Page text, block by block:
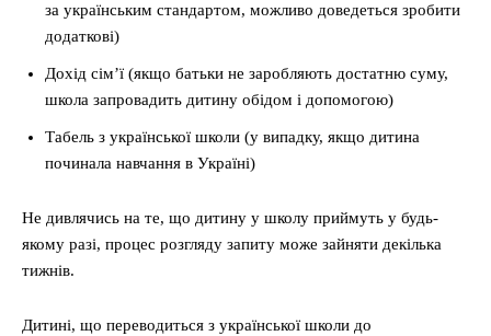
за українським стандартом, можливо доведеться зробити
додаткові)
Дохід сім’ї (якщо батьки не заробляють достатню суму,
школа запровадить дитину обідом і допомогою)
Табель з української школи (у випадку, якщо дитина
починала навчання в Україні)
Не дивлячись на те, що дитину у школу приймуть у будь-
якому разі, процес розгляду запиту може зайняти декілька
тижнів.
Дитині, що переводиться з української школи до